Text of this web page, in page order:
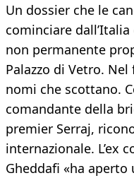
Un dossier che le
cominciare
non permanente
Palazzo di Vetro.
nomi che scottano.
comandante della
premier Serraj,
internazionale. L’ex
Gheddafi «ha